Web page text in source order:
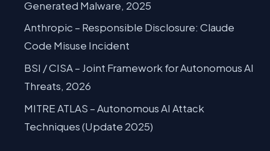
Generated Malware, 2025
Anthropic – Responsible Disclosure: Claude
Code Misuse Incident
BSI / CISA – Joint Framework for Autonomous AI
Threats, 2026
MITRE ATLAS – Autonomous AI Attack
Techniques (Update 2025)